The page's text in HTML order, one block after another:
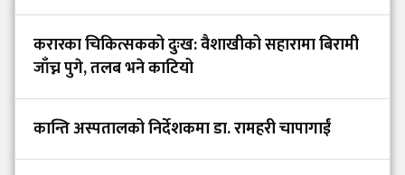
करारका चिकित्सकको दुःख: वैशाखीको सहारामा बिरामी
जाँच्न पुगे, तलब भने काटियो
कान्ति अस्पतालको निर्देशकमा डा. रामहरी चापागाईं